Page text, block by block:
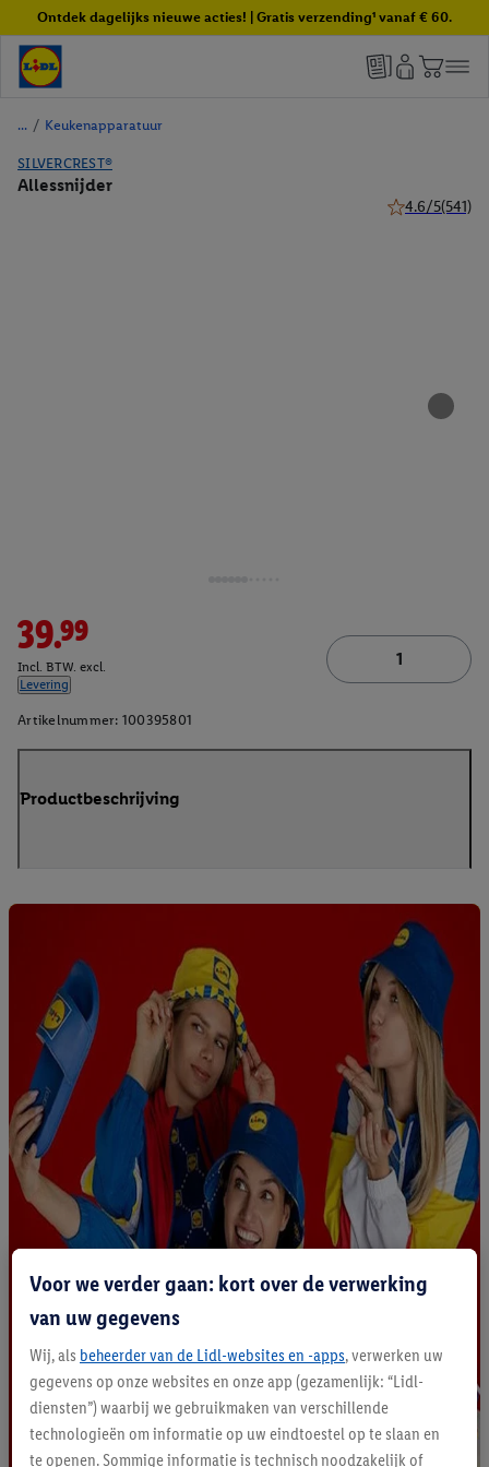
Ontdek dagelijks nieuwe acties! | Gratis verzending¹ vanaf € 60.
/ Keukenapparatuur
SILVERCREST®
Allessnijder
4.6/5(541)
39.99
Incl. BTW. excl.
Levering
Artikelnummer: 100395801
Productbeschrijving
Voor we verder gaan: kort over de verwerking
van uw gegevens
Wij, als beheerder van de Lidl-websites en -apps, verwerken uw
gegevens op onze websites en onze app (gezamenlijk: “Lidl-
diensten”) waarbij we gebruikmaken van verschillende
technologieën om informatie op uw eindtoestel op te slaan en
te openen. Sommige informatie is technisch noodzakelijk of